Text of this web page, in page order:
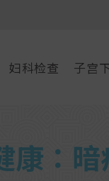
妇科检查 子宫
康：